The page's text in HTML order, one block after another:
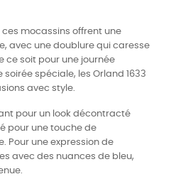
mocassins offrent une
avec une doublure qui caresse
ce soit pour une journée
spéciale, les Orland 1633
avec style.
pour un look décontracté
pour une touche de
Pour une expression de
avec des nuances de bleu,